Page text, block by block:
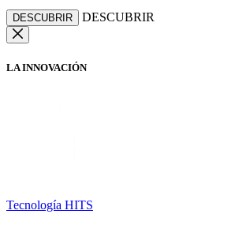
DESCUBRIR DESCUBRIR
LA INNOVACIÓN
Tecnología HITS